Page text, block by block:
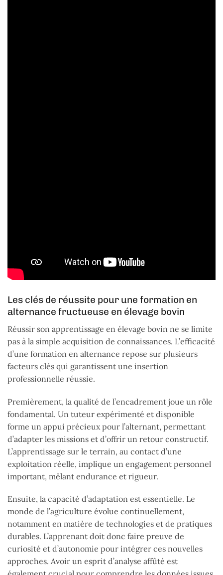
Les clés de réussite pour une formation en
alternance fructueuse en élevage bovin
Réussir son apprentissage en élevage bovin ne se limite
pas à la simple acquisition de connaissances. L’efficacité
d’une formation en alternance repose sur plusieurs
facteurs clés qui garantissent une insertion
professionnelle réussie.
Premièrement, la qualité de l’encadrement joue un rôle
fondamental. Un tuteur expérimenté et disponible
forme un appui précieux pour l’alternant, permettant
d’adapter les missions et d’offrir un retour constructif.
L’apprentissage sur le terrain, au contact d’une
exploitation réelle, implique un engagement personnel
important, mêlant endurance et rigueur.
Ensuite, la capacité d’adaptation est essentielle. Le
monde de l’agriculture évolue continuellement,
notamment en matière de technologies et de pratiques
durables. L’apprenant doit donc faire preuve de
curiosité et d’autonomie pour intégrer ces nouvelles
approches. Avoir un esprit d’analyse affûté est